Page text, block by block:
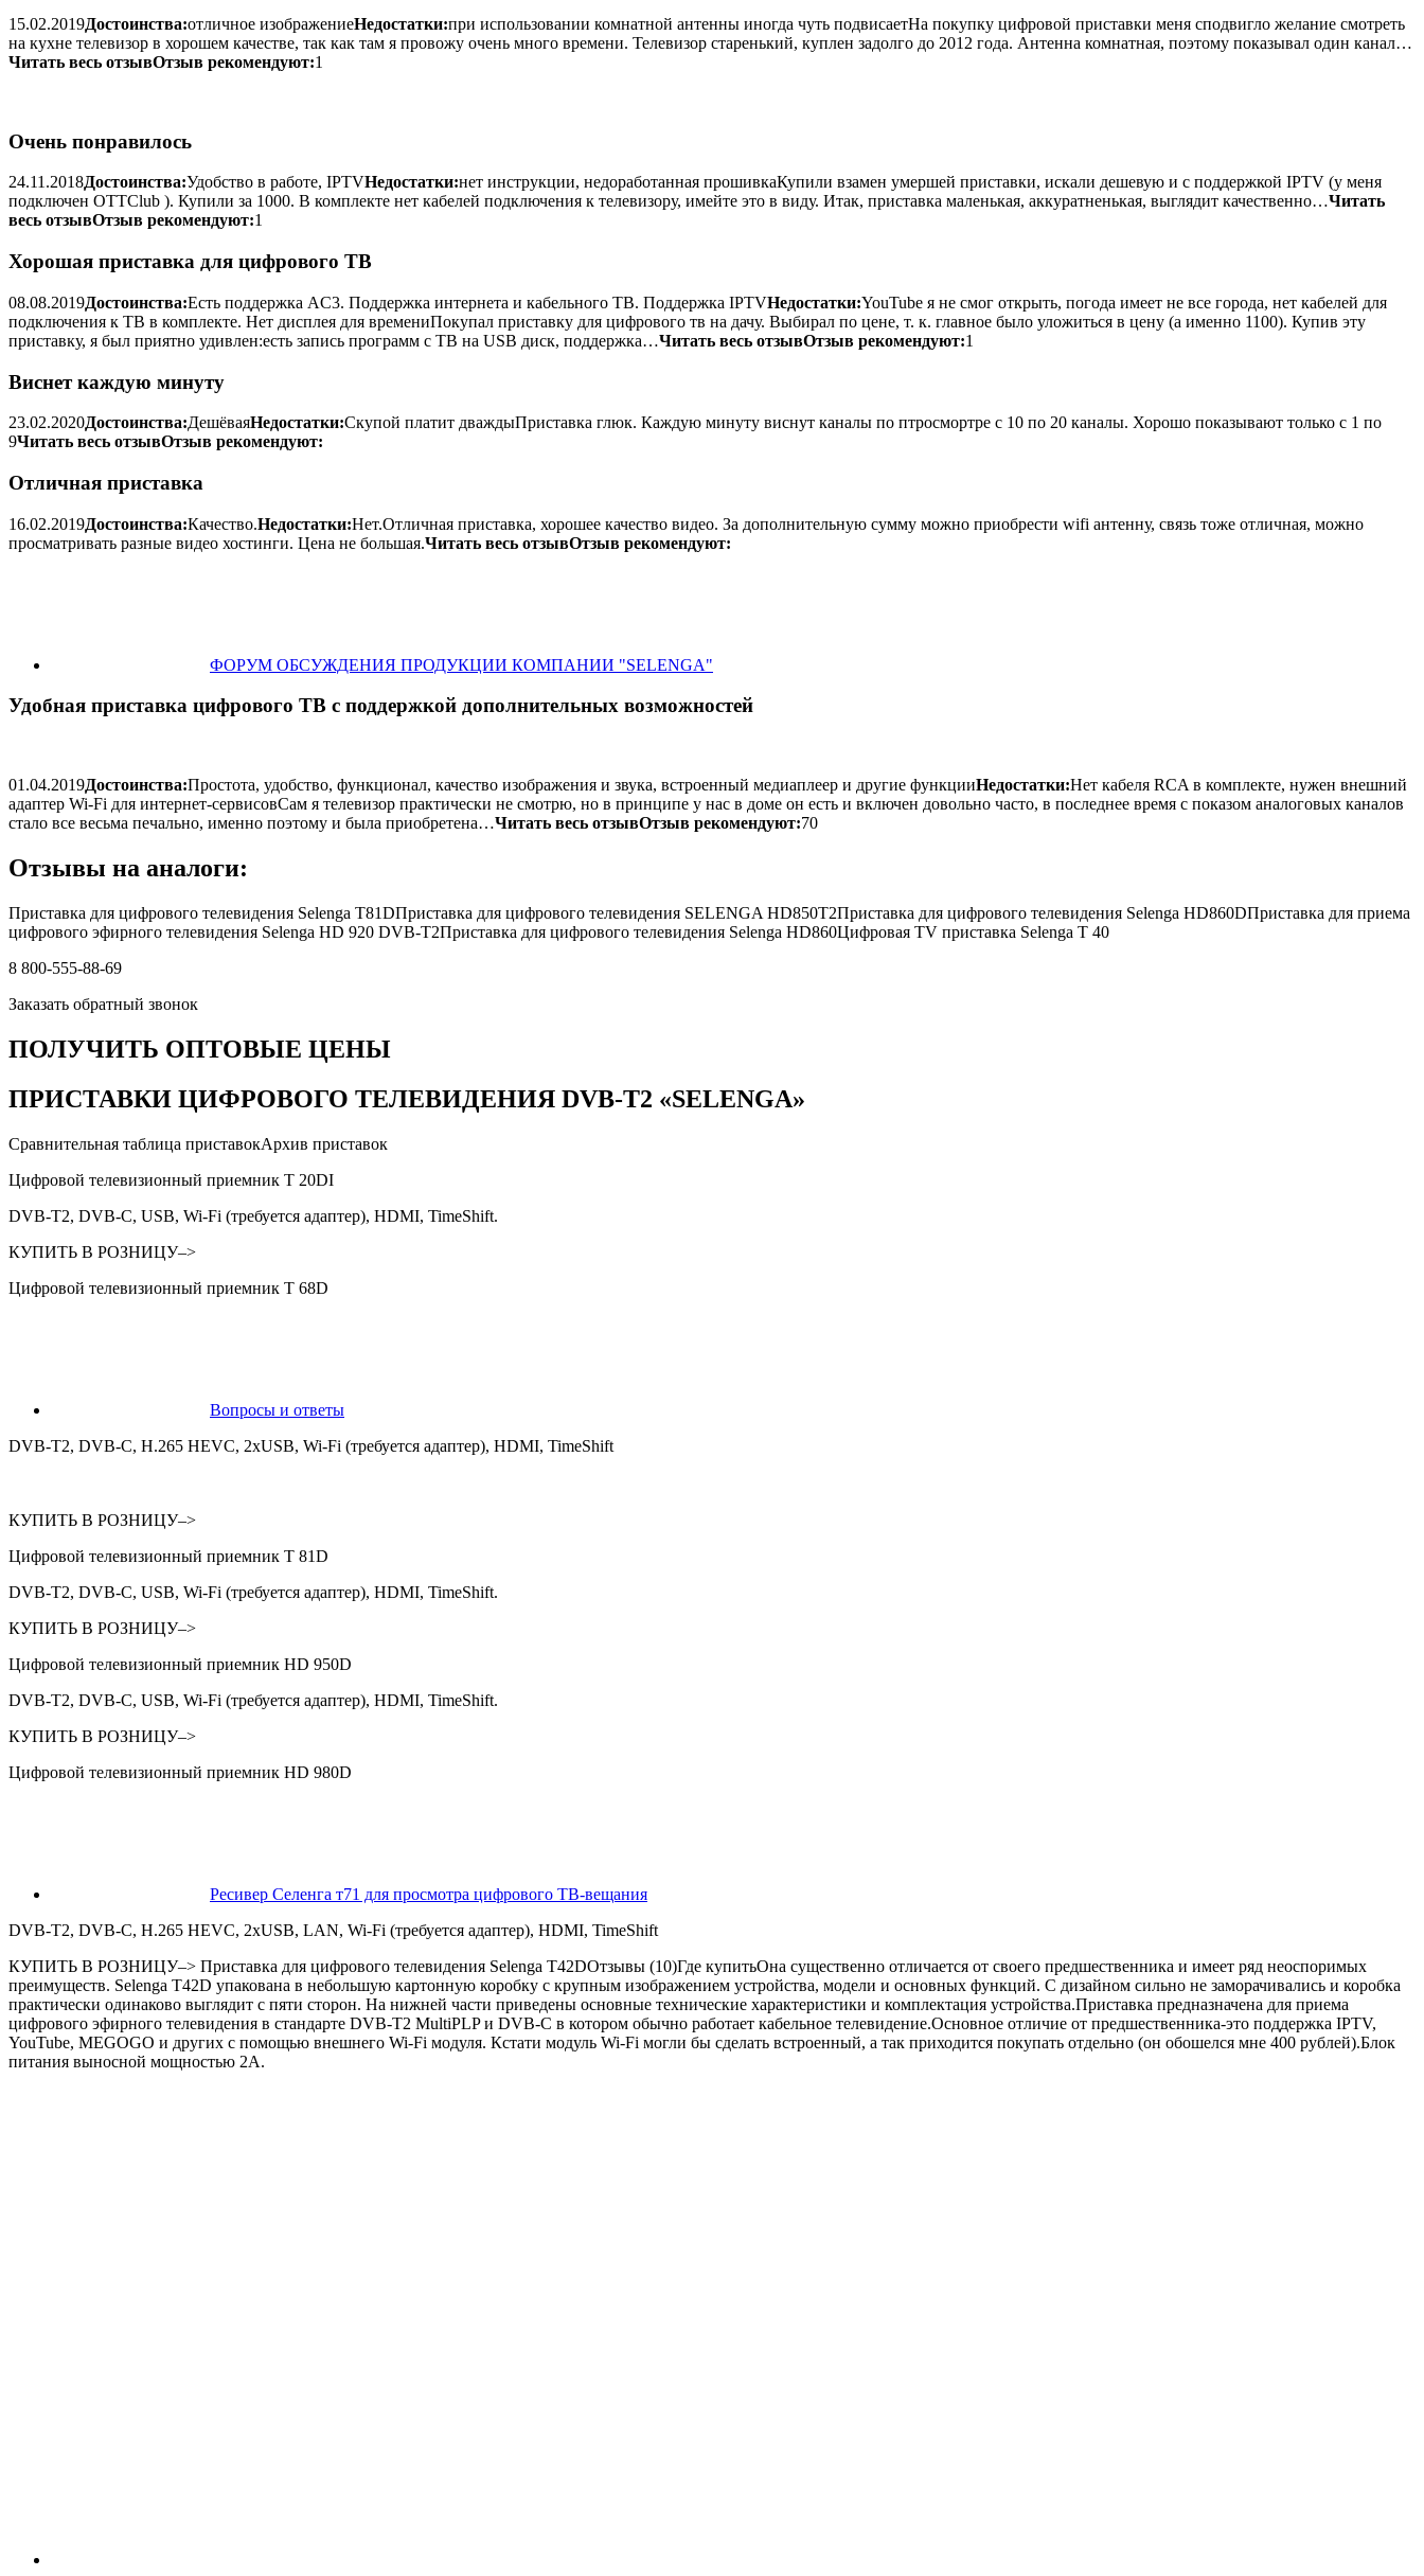
15.02.2019Достоинства:отличное изображениеНедостатки:при использовании комнатной антенны иногда чуть подвисаетНа покупку цифровой приставки меня сподвигло желание смотреть
на кухне телевизор в хорошем качестве, так как там я провожу очень много времени. Телевизор старенький, куплен задолго до 2012 года. Антенна комнатная, поэтому показывал один канал…
Читать весь отзывОтзыв рекомендуют:1
Очень понравилось
24.11.2018Достоинства:Удобство в работе, IPTVНедостатки:нет инструкции, недоработанная прошивкаКупили взамен умершей приставки, искали дешевую и с поддержкой IPTV (у меня
подключен OTTClub ). Купили за 1000. В комплекте нет кабелей подключения к телевизору, имейте это в виду. Итак, приставка маленькая, аккуратненькая, выглядит качественно…Читать
весь отзывОтзыв рекомендуют:1
Хорошая приставка для цифрового ТВ
08.08.2019Достоинства:Есть поддержка AC3. Поддержка интернета и кабельного ТВ. Поддержка IPTVНедостатки:YouTube я не смог открыть, погода имеет не все города, нет кабелей для
подключения к ТВ в комплекте. Нет дисплея для времениПокупал приставку для цифрового тв на дачу. Выбирал по цене, т. к. главное было уложиться в цену (а именно 1100). Купив эту
приставку, я был приятно удивлен:есть запись программ с ТВ на USB диск, поддержка…Читать весь отзывОтзыв рекомендуют:1
Виснет каждую минуту
23.02.2020Достоинства:ДешёваяНедостатки:Скупой платит дваждыПриставка глюк. Каждую минуту виснут каналы по птросмортре с 10 по 20 каналы. Хорошо показывают только с 1 по
9Читать весь отзывОтзыв рекомендуют:
Отличная приставка
16.02.2019Достоинства:Качество.Недостатки:Нет.Отличная приставка, хорошее качество видео. За дополнительную сумму можно приобрести wifi антенну, связь тоже отличная, можно
просматривать разные видео хостинги. Цена не большая.Читать весь отзывОтзыв рекомендуют:
ФОРУМ ОБСУЖДЕНИЯ ПРОДУКЦИИ КОМПАНИИ "SELENGA"
Удобная приставка цифрового ТВ с поддержкой дополнительных возможностей
01.04.2019Достоинства:Простота, удобство, функционал, качество изображения и звука, встроенный медиаплеер и другие функцииНедостатки:Нет кабеля RCA в комплекте, нужен внешний
адаптер Wi-Fi для интернет-сервисовСам я телевизор практически не смотрю, но в принципе у нас в доме он есть и включен довольно часто, в последнее время с показом аналоговых каналов
стало все весьма печально, именно поэтому и была приобретена…Читать весь отзывОтзыв рекомендуют:70
Отзывы на аналоги:
Приставка для цифрового телевидения Selenga T81DПриставка для цифрового телевидения SELENGA HD850T2Приставка для цифрового телевидения Selenga HD860DПриставка для приема
цифрового эфирного телевидения Selenga HD 920 DVB-T2Приставка для цифрового телевидения Selenga HD860Цифровая TV приставка Selenga T 40
8 800-555-88-69
Заказать обратный звонок
ПОЛУЧИТЬ ОПТОВЫЕ ЦЕНЫ
ПРИСТАВКИ ЦИФРОВОГО ТЕЛЕВИДЕНИЯ DVB-T2 «SELENGA»
Сравнительная таблица приставокАрхив приставок
Цифровой телевизионный приемник T 20DI
DVB-T2, DVB-C, USB, Wi-Fi (требуется адаптер), HDMI, TimeShift.
КУПИТЬ В РОЗНИЦУ–>
Цифровой телевизионный приемник Т 68D
Вопросы и ответы
DVB-T2, DVB-С, Н.265 HEVC, 2хUSB, Wi-Fi (требуется адаптер), HDMI, TimeShift
КУПИТЬ В РОЗНИЦУ–>
Цифровой телевизионный приемник T 81D
DVB-T2, DVB-C, USB, Wi-Fi (требуется адаптер), HDMI, TimeShift.
КУПИТЬ В РОЗНИЦУ–>
Цифровой телевизионный приемник HD 950D
DVB-T2, DVB-C, USB, Wi-Fi (требуется адаптер), HDMI, TimeShift.
КУПИТЬ В РОЗНИЦУ–>
Цифровой телевизионный приемник HD 980D
Ресивер Cеленга т71 для просмотра цифрового ТВ-вещания
DVB-T2, DVB-С, Н.265 HEVC, 2хUSB, LAN, Wi-Fi (требуется адаптер), HDMI, TimeShift
КУПИТЬ В РОЗНИЦУ–> Приставка для цифрового телевидения Selenga T42DОтзывы (10)Где купитьОна существенно отличается от своего предшественника и имеет ряд неоспоримых
преимуществ. Selenga T42D упакована в небольшую картонную коробку с крупным изображением устройства, модели и основных функций. С дизайном сильно не заморачивались и коробка
практически одинаково выглядит с пяти сторон. На нижней части приведены основные технические характеристики и комплектация устройства.Приставка предназначена для приема
цифрового эфирного телевидения в стандарте DVB-T2 MultiPLP и DVB-C в котором обычно работает кабельное телевидение.Основное отличие от предшественника-это поддержка IPTV,
YouTube, MEGOGO и других с помощью внешнего Wi-Fi модуля. Кстати модуль Wi-Fi могли бы сделать встроенный, а так приходится покупать отдельно (он обошелся мне 400 рублей).Блок
питания выносной мощностью 2А.